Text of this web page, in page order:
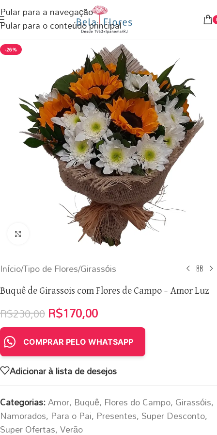
Pular para a navegação
Pular para o conteúdo principal
-26%
Clique para ampliar
Início/Tipo de Flores/Girassóis
Buquê de Girassois com Flores de Campo – Amor Luz
R$230,00R$170,00
COMPRAR PELO WHATSAPP
Adicionar à lista de desejos
Categorias:Amor, Buquê, Flores do Campo,Girassóis,
Namorados, Para o Pai, Presentes,Super Desconto,
Super Ofertas,Verão